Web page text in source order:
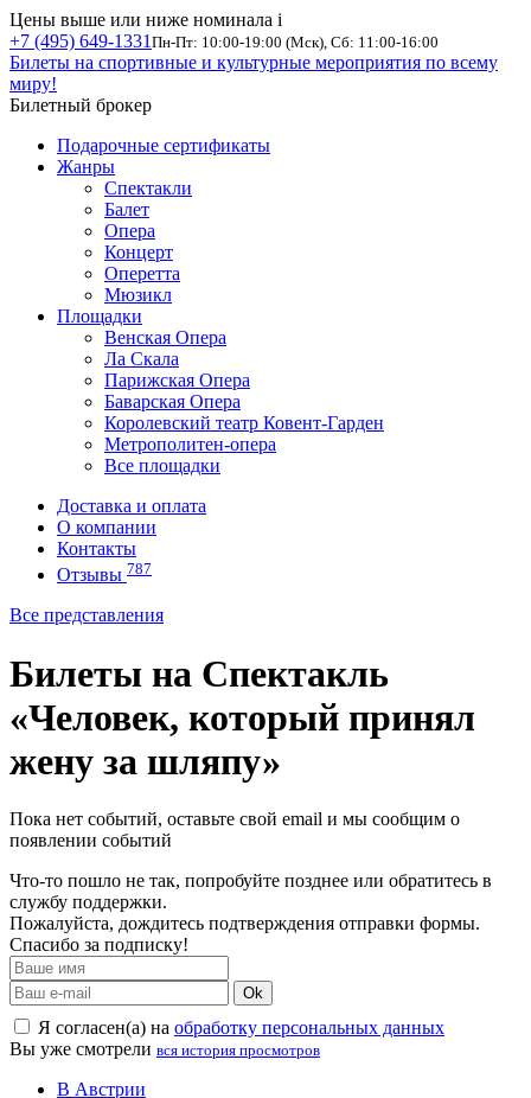
Цены выше или ниже номинала i
+7 (495) 649-1331 Пн-Пт: 10:00-19:00 (Мск), Сб: 11:00-16:00
Билеты на спортивные и культурные мероприятия по всему
миру!
Билетный брокер
Подарочные сертификаты
Жанры
Спектакли
Балет
Опера
Концерт
Оперетта
Мюзикл
Площадки
Венская Опера
Ла Скала
Парижская Опера
Баварская Опера
Королевский театр Ковент-Гарден
Метрополитен-опера
Все площадки
Доставка и оплата
О компании
Контакты
Отзывы 787
Все представления
Билеты на Спектакль
«Человек, который принял
жену за шляпу»
Пока нет событий, оставьте свой email и мы сообщим о
появлении событий
Что-то пошло не так, попробуйте позднее или обратитесь в
службу поддержки.
Пожалуйста, дождитесь подтверждения отправки формы.
Спасибо за подписку!
Ok
Я согласен(а) на обработку персональных данных
Вы уже смотрели вся история просмотров
В Австрии